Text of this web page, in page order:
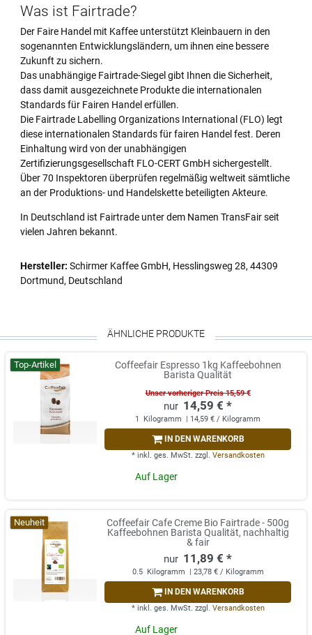
Was ist Fairtrade?
Der Faire Handel mit Kaffee unterstützt Kleinbauern in den
sogenannten Entwicklungsländern, um ihnen eine bessere
Zukunft zu sichern.
Das unabhängige Fairtrade-Siegel gibt Ihnen die Sicherheit,
dass damit ausgezeichnete Produkte die internationalen
Standards für Fairen Handel erfüllen.
Die Fairtrade Labelling Organizations International (FLO) legt
diese internationalen Standards für fairen Handel fest. Deren
Einhaltung wird von der unabhängigen
Zertifizierungsgesellschaft FLO-CERT GmbH sichergestellt.
Über 70 Inspektoren überprüfen regelmäßig weltweit sämtliche
an der Produktions- und Handelskette beteiligten Akteure.
In Deutschland ist Fairtrade unter dem Namen TransFair seit
vielen Jahren bekannt.
Hersteller: Schirmer Kaffee GmbH, Hesslingsweg 28, 44309
Dortmund, Deutschland
ÄHNLICHE PRODUKTE
Top-Artikel
Coffeefair Espresso 1kg Kaffeebohnen
Barista Qualität
Unser vorheriger Preis 15,59 €
14,59 € *
1 Kilogramm | 14,59 € / Kilogramm
IN DEN WARENKORB
* inkl. ges. MwSt. zzgl. Versandkosten
Auf Lager
Neuheit
Coffeefair Cafe Creme Bio Fairtrade - 500g
Kaffeebohnen Barista Qualität, nachhaltig
& fair
11,89 € *
0.5 Kilogramm | 23,78 € / Kilogramm
IN DEN WARENKORB
* inkl. ges. MwSt. zzgl. Versandkosten
Auf Lager